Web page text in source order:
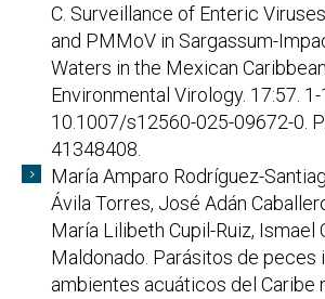
C. Surveillance of Enteric
and PMMoV in Sargassum-
Waters in the Mexican
Environmental Virology. 17:57.
10.1007/s12560-025-09672-0.
41348408.
María Amparo Rodríguez-
Ávila Torres, José Adán
María Lilibeth Cupil-Ruiz, Ismael
Maldonado. Parásitos de peces
ambientes acuáticos del Caribe